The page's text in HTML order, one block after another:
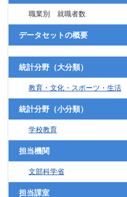
職業別 就職者数
データセットの概要
統計分野（大分類）
教育・文化・スポーツ・生活
統計分野（小分類）
学校教育
担当機関
文部科学省
担当課室